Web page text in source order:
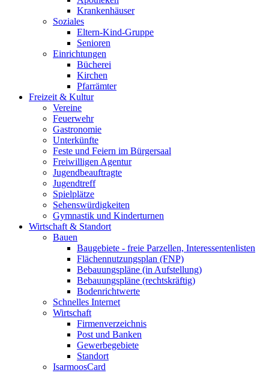
Krankenhäuser
Soziales
Eltern-Kind-Gruppe
Senioren
Einrichtungen
Bücherei
Kirchen
Pfarrämter
Freizeit & Kultur
Vereine
Feuerwehr
Gastronomie
Unterkünfte
Feste und Feiern im Bürgersaal
Freiwilligen Agentur
Jugendbeauftragte
Jugendtreff
Spielplätze
Sehenswürdigkeiten
Gymnastik und Kinderturnen
Wirtschaft & Standort
Bauen
Baugebiete - freie Parzellen, Interessentenlisten
Flächennutzungsplan (FNP)
Bebauungspläne (in Aufstellung)
Bebauungspläne (rechtskräftig)
Bodenrichtwerte
Schnelles Internet
Wirtschaft
Firmenverzeichnis
Post und Banken
Gewerbegebiete
Standort
IsarmoosCard